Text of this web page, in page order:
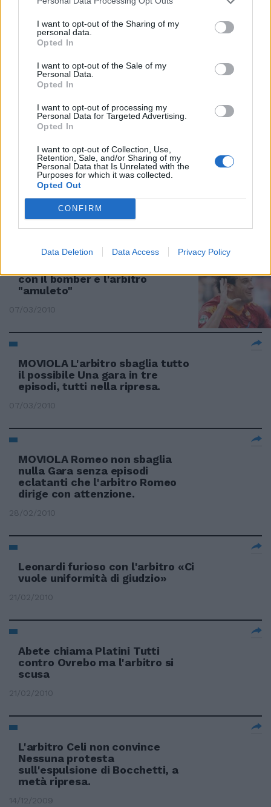
I want to opt-out of the Sharing of my
personal data.
Opted In
I want to opt-out of the Sale of my
Personal Data.
Opted In
I want to opt-out of processing my
Personal Data for Targeted Advertising.
Opted In
I want to opt-out of Collection, Use,
Retention, Sale, and/or Sharing of my
Personal Data that Is Unrelated with the
Purposes for which it was collected.
Opted Out
CONFIRM
Data Deletion Data Access Privacy Policy
sua città.
22/08/2010
La Sensi contro l'arbitro: "È
stato inadeguato"
30/04/2010
GIAPPONE Arbitro sospeso per
rigore «a due» Nessuna sanzione
per i giocatori, a pagare sarà
con il bomber e l'arbitro
"amuleto"
07/03/2010
MOVIOLA L'arbitro sbaglia tutto
il possibile Una gara in tre
episodi, tutti nella ripresa.
07/03/2010
MOVIOLA Romeo non sbaglia
nulla Gara senza episodi
eclatanti che l'arbitro Romeo
dirige con attenzione.
28/02/2010
Leonardi furioso con l'arbitro «Ci
vuole uniformità di giudzio»
21/02/2010
Abete chiama Platini Tutti
contro Ovrebo ma l'arbitro si
scusa
21/02/2010
L'arbitro Celi non convince
Nessuna protesta
sull'espulsione di Bocchetti, a
metà ripresa.
14/12/2009